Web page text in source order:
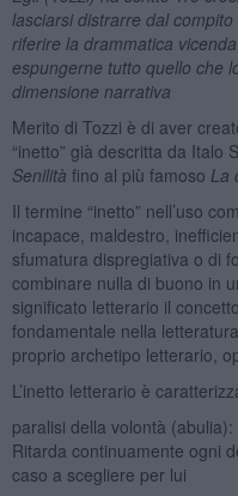
lasciarsi distrarre dal
riferire la drammatica
espungerne tutto quello che
dimensione narrativa
Merito di Tozzi è di aver
“inetto” già descritta da Italo
Senilità fino al più famoso La
Il termine “inetto” nell’uso
incapace, maldestro,
sfumatura dispregiativa o di
combinare nulla di buono in
significato letterario il
fondamentale nella
proprio archetipo letterario,
L’inetto letterario è
paralisi della volontà
Ritarda continuamente ogni
caso a scegliere per lui